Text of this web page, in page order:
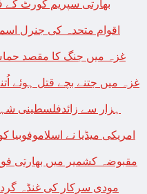
بھارتی سپریم کورٹ کے
اقوام متحدہ کی جنرل
غزہ میں جنگ کا مقصد
امریکی میڈیا نے
مقبوضہ کشمیر میں بھارتی
مودی سرکار کی غنڈہ